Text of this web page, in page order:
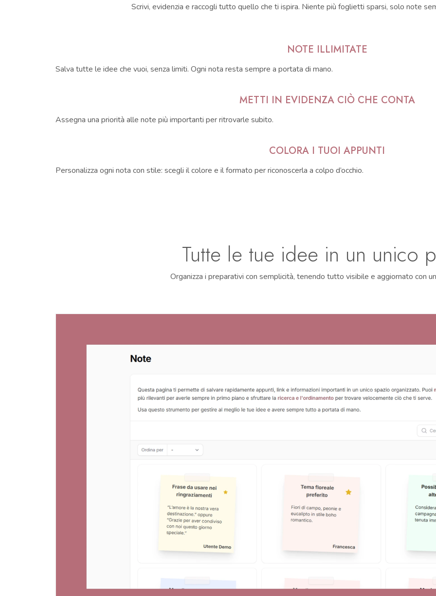
Scrivi, evidenzia e raccogli tutto quello che ti ispira. Niente più foglietti sparsi, solo note
NOTE ILLIMITATE
Salva tutte le idee che vuoi, senza limiti. Ogni nota resta sempre a portata di mano.
METTI IN EVIDENZA CIÒ CHE CONTA
Assegna una priorità alle note più importanti per ritrovarle subito.
COLORA I TUOI APPUNTI
Personalizza ogni nota con stile: scegli il colore e il formato per riconoscerla a colpo d’occhio.
Tutte le tue idee in un unico
Organizza i preparativi con semplicità, tenendo tutto visibile e aggiornato con